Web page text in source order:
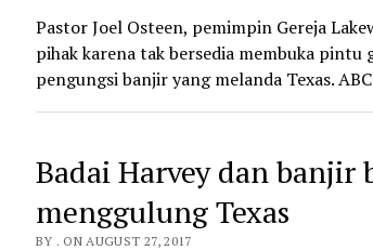
Pastor Joel Osteen, pemimpin Gereja
pihak karena tak bersedia membuka
pengungsi banjir yang melanda Texas.
Badai Harvey dan banjir
menggulung Texas
BY . ON AUGUST 27, 2017